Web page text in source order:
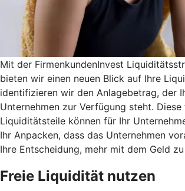
Mit der FirmenkundenInvest
bieten wir einen neuen Blick auf Ihre
identifizieren wir den Anlagebetrag, der
Unternehmen zur Verfügung steht. Diese
Liquiditätsteile können für Ihr
Ihr Anpacken, dass das Unternehmen
Ihre Entscheidung, mehr mit dem Geld
Freie Liquidität nutzen